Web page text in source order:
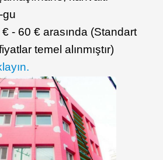
gu
- 60 € arasında (Standart
temel alınmıştır)